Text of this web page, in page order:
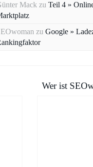
Mack zu Teil 4 »
zu Google »
Wer ist